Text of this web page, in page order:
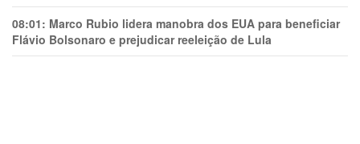
08:01: Marco Rubio lidera manobra dos EUA para beneficiar
Flávio Bolsonaro e prejudicar reeleição de Lula